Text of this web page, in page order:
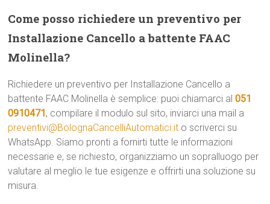
Come posso richiedere un preventivo per
Installazione Cancello a battente FAAC
Molinella?
Richiedere un preventivo per Installazione Cancello a
battente FAAC Molinella è semplice: puoi chiamarci al051
0910471, compilare il modulo sul sito, inviarci una mail a
preventivi@BolognaCancelliAutomatici.it o scriverci su
WhatsApp. Siamo pronti a fornirti tutte le informazioni
necessarie e, se richiesto, organizziamo un sopralluogo per
valutare al meglio le tue esigenze e offrirti una soluzione su
misura.